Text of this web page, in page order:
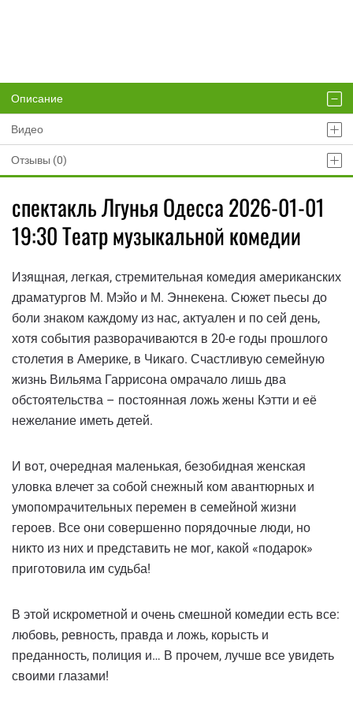
Описание
Видео
Отзывы (0)
спектакль Лгунья Одесса 2026-01-01
19:30 Театр музыкальной комедии
Изящная, легкая, стремительная комедия американских
драматургов М. Мэйо и М. Эннекена. Сюжет пьесы до
боли знаком каждому из нас, актуален и по сей день,
хотя события разворачиваются в 20-е годы прошлого
столетия в Америке, в Чикаго. Счастливую семейную
жизнь Вильяма Гаррисона омрачало лишь два
обстоятельства – постоянная ложь жены Кэтти и её
нежелание иметь детей.
И вот, очередная маленькая, безобидная женская
уловка влечет за собой снежный ком авантюрных и
умопомрачительных перемен в семейной жизни
героев. Все они совершенно порядочные люди, но
никто из них и представить не мог, какой «подарок»
приготовила им судьба!
В этой искрометной и очень смешной комедии есть все:
любовь, ревность, правда и ложь, корысть и
преданность, полиция и… В прочем, лучше все увидеть
своими глазами!